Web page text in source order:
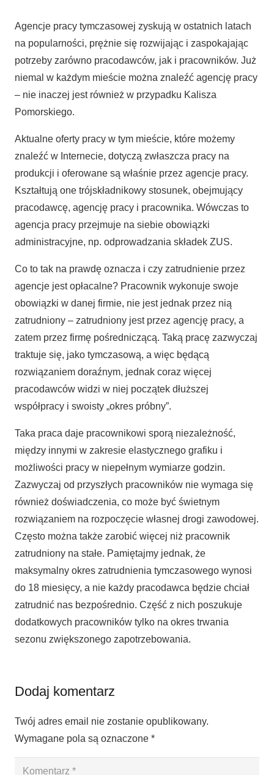
Agencje pracy tymczasowej zyskują w ostatnich latach
na popularności, prężnie się rozwijając i zaspokajając
potrzeby zarówno pracodawców, jak i pracowników. Już
niemal w każdym mieście można znaleźć agencję pracy
– nie inaczej jest również w przypadku Kalisza
Pomorskiego.
Aktualne oferty pracy w tym mieście, które możemy
znaleźć w Internecie, dotyczą zwłaszcza pracy na
produkcji i oferowane są właśnie przez agencje pracy.
Kształtują one trójskładnikowy stosunek, obejmujący
pracodawcę, agencję pracy i pracownika. Wówczas to
agencja pracy przejmuje na siebie obowiązki
administracyjne, np. odprowadzania składek ZUS.
Co to tak na prawdę oznacza i czy zatrudnienie przez
agencje jest opłacalne? Pracownik wykonuje swoje
obowiązki w danej firmie, nie jest jednak przez nią
zatrudniony – zatrudniony jest przez agencję pracy, a
zatem przez firmę pośredniczącą. Taką pracę zazwyczaj
traktuje się, jako tymczasową, a więc będącą
rozwiązaniem doraźnym, jednak coraz więcej
pracodawców widzi w niej początek dłuższej
współpracy i swoisty „okres próbny”.
Taka praca daje pracownikowi sporą niezależność,
między innymi w zakresie elastycznego grafiku i
możliwości pracy w niepełnym wymiarze godzin.
Zazwyczaj od przyszłych pracowników nie wymaga się
również doświadczenia, co może być świetnym
rozwiązaniem na rozpoczęcie własnej drogi zawodowej.
Często można także zarobić więcej niż pracownik
zatrudniony na stałe. Pamiętajmy jednak, że
maksymalny okres zatrudnienia tymczasowego wynosi
do 18 miesięcy, a nie każdy pracodawca będzie chciał
zatrudnić nas bezpośrednio. Część z nich poszukuje
dodatkowych pracowników tylko na okres trwania
sezonu zwiększonego zapotrzebowania.
Dodaj komentarz
Twój adres email nie zostanie opublikowany.
Wymagane pola są oznaczone *